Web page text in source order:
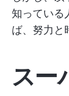
知っている
ば、努力と
スー